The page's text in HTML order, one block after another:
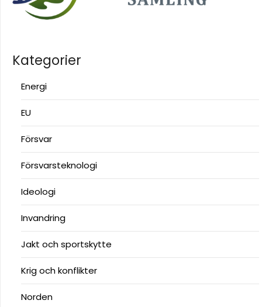
Kategorier
Energi
EU
Försvar
Försvarsteknologi
Ideologi
Invandring
Jakt och sportskytte
Krig och konflikter
Norden